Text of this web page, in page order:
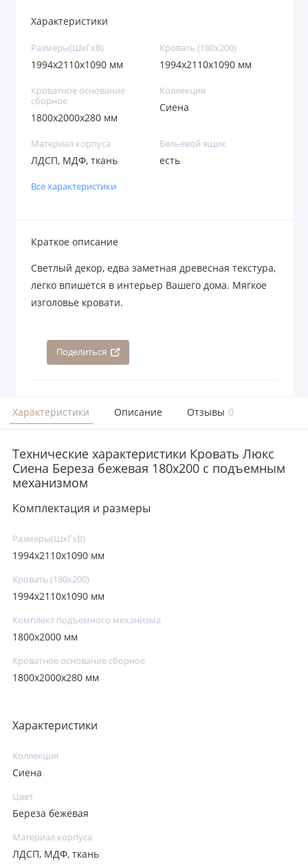
Характеристики
Размеры(ШxГxВ)
1994х2110х1090 мм
Кровать (180х200)
1994х2110х1090 мм
Кроватное основание
сборное
1800х2000х280 мм
Коллекция
Сиена
Материал корпуса
ЛДСП, МДФ, ткань
Бельевой ящик
есть
Все характеристики
Краткое описание
Светлый декор, едва заметная древесная текстура,
легко впишется в интерьер Вашего дома. Мягкое
изголовье кровати.
Поделиться
Характеристики Описание Отзывы 0
Технические характеристики Кровать Люкс
Сиена Береза бежевая 180х200 с подъемным
механизмом
Комплектация и размеры
Размеры(ШxГxВ)
1994х2110х1090 мм
Кровать (180х200)
1994х2110х1090 мм
Комплект подъемного механизма
1800х2000 мм
Кроватное основание сборное
1800х2000х280 мм
Характеристики
Коллекция
Сиена
Цвет
Береза бежевая
Материал корпуса
ЛДСП, МДФ, ткань